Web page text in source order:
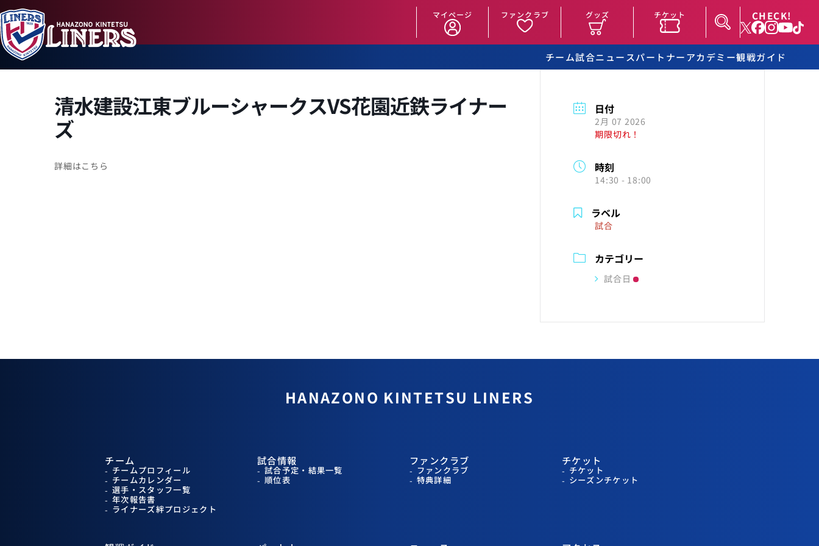
マイページ ファンクラブ グッズ チケット CHECK!
チーム試合ニュースパートナーアカデミー観戦ガイド
清水建設江東ブルーシャークスVS花園近鉄ライナー
ズ
詳細はこちら
日付
2月 07 2026
期限切れ！
時刻
14:30 - 18:00
ラベル
試合
カテゴリー
試合日
HANAZONO KINTETSU LINERS
チーム
チームプロフィール
チームカレンダー
選手・スタッフ一覧
年次報告書
ライナーズ絆プロジェクト
試合情報
試合予定・結果一覧
順位表
ファンクラブ
ファンクラブ
特典詳細
チケット
チケット
シーズンチケット